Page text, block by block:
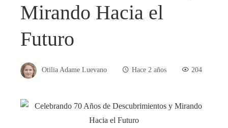
Mirando Hacia el
Futuro
Otilia Adame Luevano Hace 2 años 204